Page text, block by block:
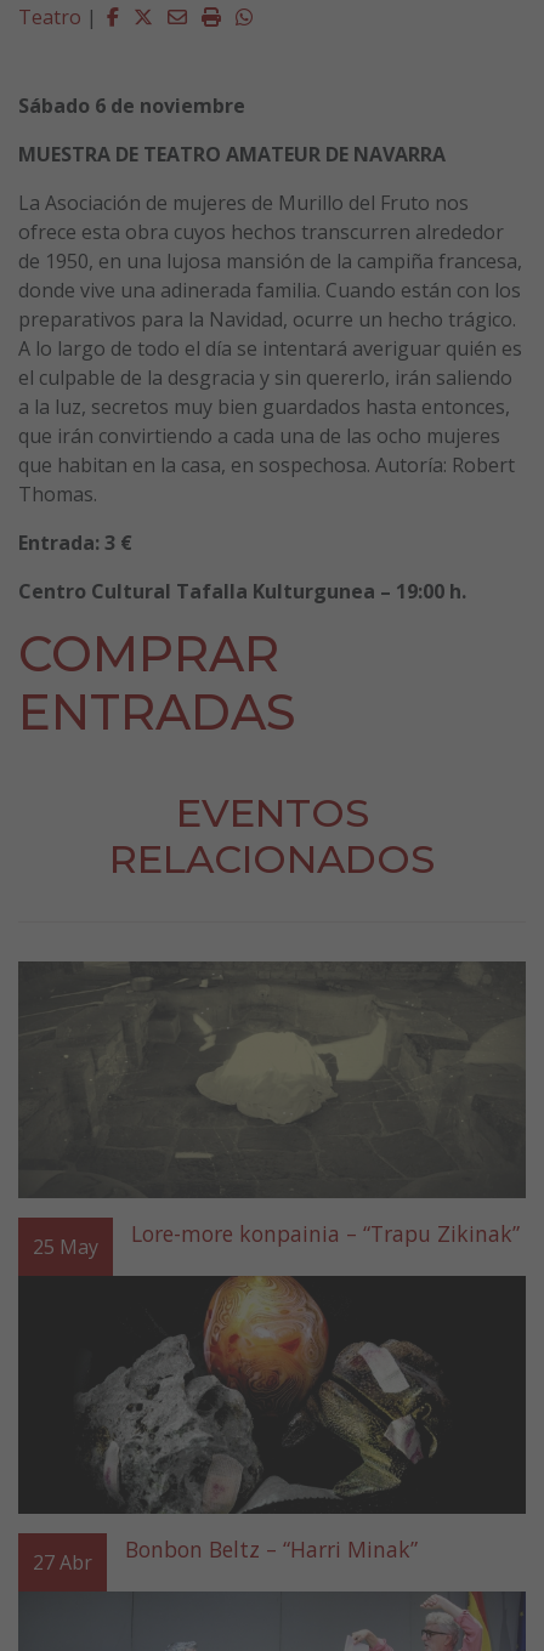
Teatro | Facebook
Twitter
EmailImprimirWhatsapp
Sábado 6 de noviembre
MUESTRA DE TEATRO AMATEUR DE NAVARRA
La Asociación de mujeres de Murillo del Fruto nos
ofrece esta obra cuyos hechos transcurren alrededor
de 1950, en una lujosa mansión de la campiña francesa,
donde vive una adinerada familia. Cuando están con los
preparativos para la Navidad, ocurre un hecho trágico.
A lo largo de todo el día se intentará averiguar quién es
el culpable de la desgracia y sin quererlo, irán saliendo
a la luz, secretos muy bien guardados hasta entonces,
que irán convirtiendo a cada una de las ocho mujeres
que habitan en la casa, en sospechosa. Autoría: Robert
Thomas.
Entrada: 3 €
Centro Cultural Tafalla Kulturgunea – 19:00 h.
COMPRAR
ENTRADAS
EVENTOS
RELACIONADOS
25 May Lore-more konpainia – “Trapu Zikinak”
27Abr Bonbon Beltz – “Harri Minak”